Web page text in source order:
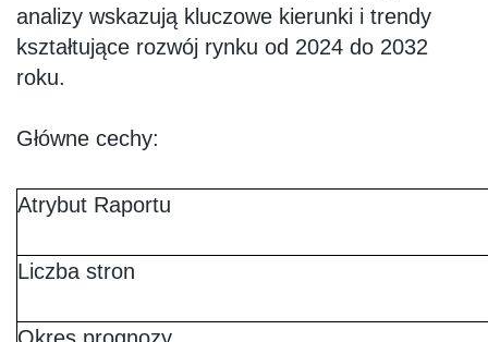
analizy wskazują kluczowe kierunki i trendy
kształtujące rozwój rynku od 2024 do 2032
roku.
Główne cechy:
Atrybut Raportu
Liczba stron